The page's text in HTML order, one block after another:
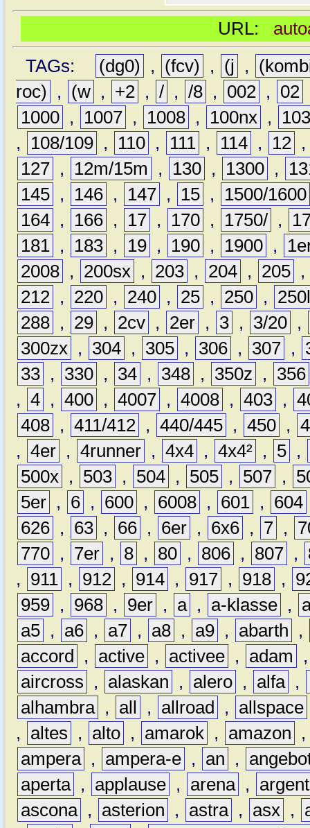
URL:
TAGs:
(dg0) , (fcv) , (j ,
roc)
, (w , +2 , / , /8 , 002 , 02
1000 , 1007 , 1008 , 100nx ,
,
108/109 , 110 , 111 , 114 , 12
127 , 12m/15m , 130 , 1300 ,
145 , 146 , 147 , 15 ,
1500/1600
164 , 166 , 17 , 170 , 1750/ ,
181 , 183 , 19 , 190 , 1900 ,
2008 , 200sx , 203 , 204 , 205 ,
212 , 220 , 240 , 25 , 250 ,
288 , 29 , 2cv , 2er , 3 , 3/20 ,
300zx , 304 , 305 , 306 , 307 ,
33 , 330 , 34 , 348 , 350z ,
356
, 4 , 400 , 4007 , 4008 , 403 ,
408 , 411/412 , 440/445 , 450 ,
, 4er , 4runner , 4x4 , 4x4² , 5 ,
500x , 503 , 504 , 505 , 507 ,
5er , 6 , 600 , 6008 , 601 , 604
626 , 63 , 66 , 6er , 6x6 , 7 ,
770 , 7er , 8 , 80 , 806 , 807 ,
,
911 , 912 , 914 , 917 , 918 ,
959 , 968 , 9er , a , a-klasse ,
a5 , a6 , a7 , a8 , a9 , abarth
,
accord
, active , activee , adam
aircross
, alaskan , alero , alfa ,
alhambra , all , allroad , allspace
,
altes , alto , amarok , amazon
ampera , ampera-e , an ,
aperta , applause , arena ,
ascona , asterion , astra , asx ,